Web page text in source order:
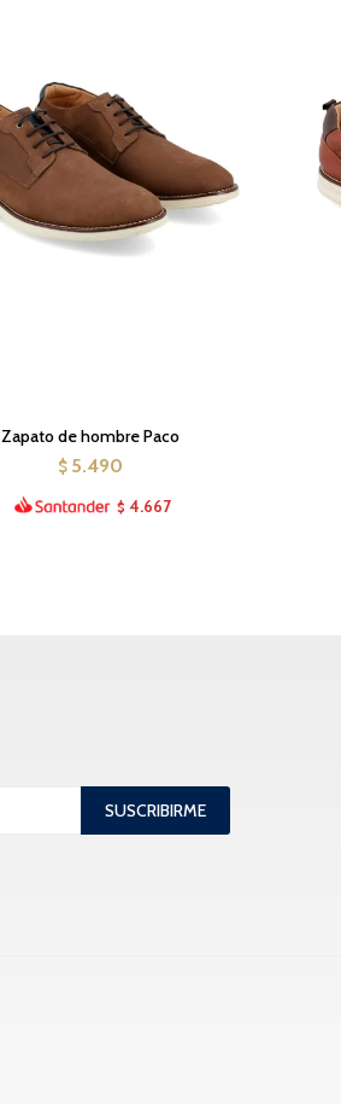
Zapato de hombre Paco
$ 5.490
$ 4.667
SUSCRIBIRME